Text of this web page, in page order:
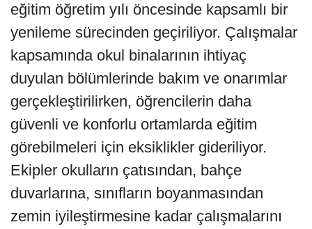
eğitim öğretim yılı öncesinde kapsamlı bir
yenileme sürecinden geçiriliyor. Çalışmalar
kapsamında okul binalarının ihtiyaç
duyulan bölümlerinde bakım ve onarımlar
gerçekleştirilirken, öğrencilerin daha
güvenli ve konforlu ortamlarda eğitim
görebilmeleri için eksiklikler gideriliyor.
Ekipler okulların çatısından, bahçe
duvarlarına, sınıfların boyanmasından
zemin iyileştirmesine kadar çalışmalarını